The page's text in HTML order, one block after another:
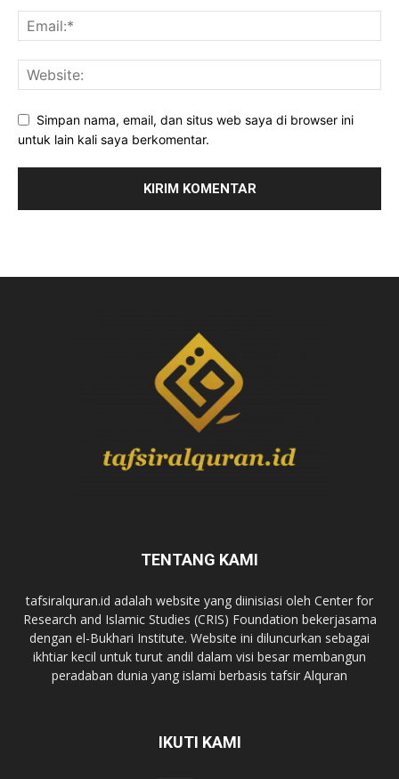
Simpan nama, email, dan situs web saya di browser ini
untuk lain kali saya berkomentar.
TENTANG KAMI
tafsiralquran.id adalah website yang diinisiasi oleh Center for
Research and Islamic Studies (CRIS) Foundation bekerjasama
dengan el-Bukhari Institute. Website ini diluncurkan sebagai
ikhtiar kecil untuk turut andil dalam visi besar membangun
peradaban dunia yang islami berbasis tafsir Alquran
IKUTI KAMI